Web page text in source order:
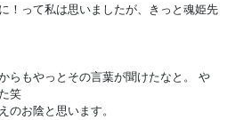
！って私は思いましたが、きっと魂姫先
らもやっとその言葉が聞けたなと。 や
笑
のお陰と思います。